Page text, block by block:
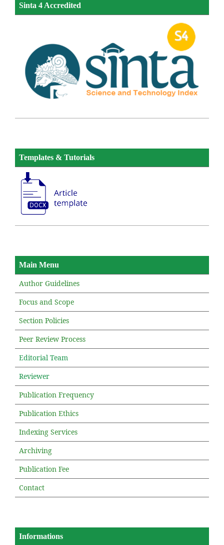
Sinta 4 Accredited
Templates & Tutorials
Main Menu
Author Guidelines
Focus and Scope
Section Policies
Peer Review Process
Editorial Team
Reviewer
Publication Frequency
Publication Ethics
Indexing Services
Archiving
Publication Fee
Contact
Informations